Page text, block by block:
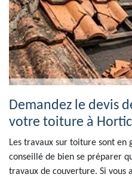
Demandez le devis
votre toiture à
Les travaux sur toiture sont
conseillé de bien se préparer
travaux de couverture. Si vous